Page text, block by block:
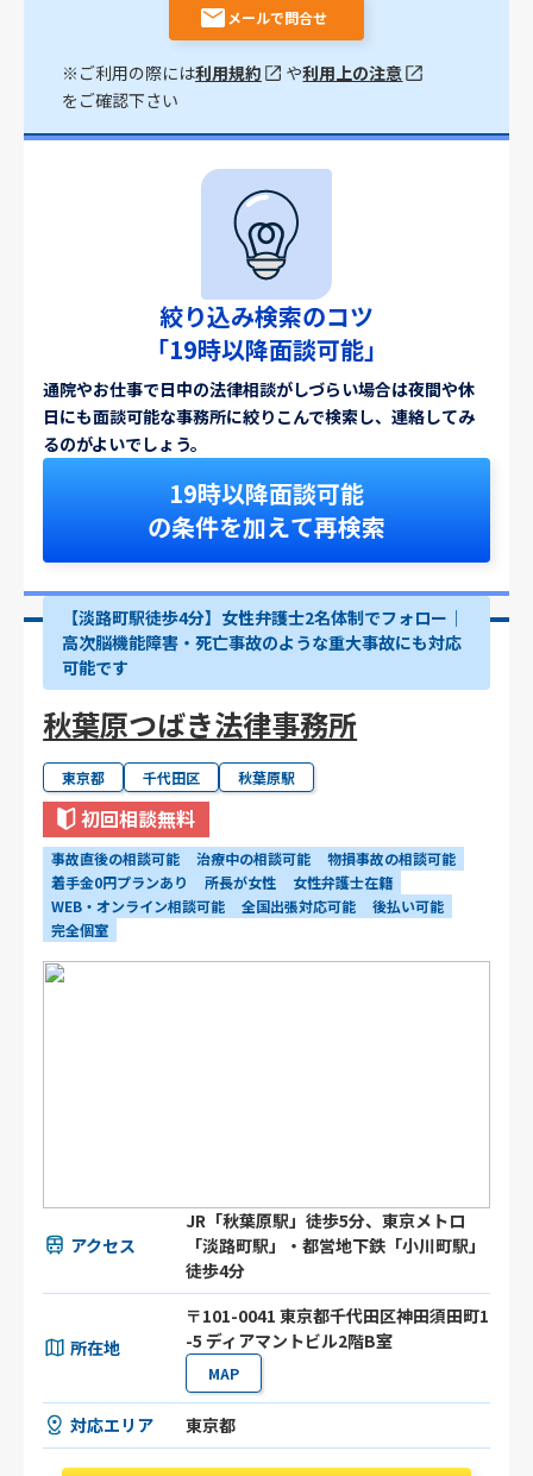
メールで問合せ
※ご利用の際には利用規約 や利用上の注意
をご確認下さい
絞り込み検索のコツ
「19時以降面談可能」
通院やお仕事で日中の法律相談がしづらい場合は夜間や休
日にも面談可能な事務所に絞りこんで検索し、連絡してみ
るのがよいでしょう。
19時以降面談可能
の条件を加えて再検索
【淡路町駅徒歩4分】女性弁護士2名体制でフォロー｜
高次脳機能障害・死亡事故のような重大事故にも対応
可能です
秋葉原つばき法律事務所
東京都 千代田区 秋葉原駅
初回相談無料
事故直後の相談可能 治療中の相談可能
物損事故の相談可能
着手金0円プランあり
所長が女性
女性弁護士在籍
WEB・オンライン相談可能
全国出張対応可能
後払い可能
完全個室
アクセス
JR「秋葉原駅」徒歩5分、東京メトロ
「淡路町駅」・都営地下鉄「小川町駅」
徒歩4分
所在地
〒101-0041 東京都千代田区神田須田町1
-5 ディアマントビル2階B室
MAP
対応エリア 東京都